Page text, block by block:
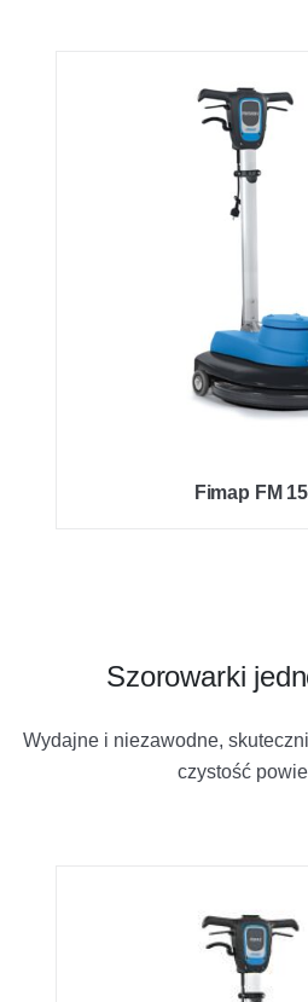
Fimap FM
Szorowarki
Wydajne i niezawodne,
czystość